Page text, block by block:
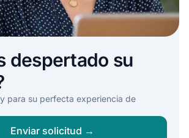
despertado su
para su perfecta experiencia de
Enviar solicitud →